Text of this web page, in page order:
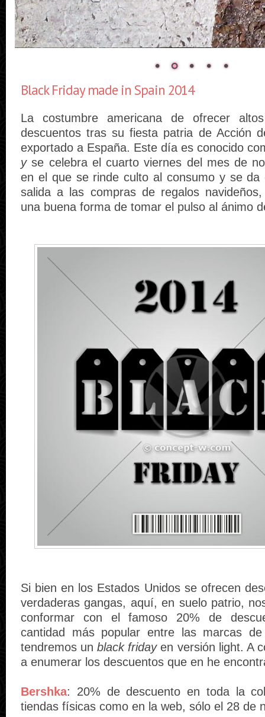
Black Friday made in Spain 2014
La costumbre americana de ofrecer
descuentos tras su fiesta patria de Acción
exportado a España. Este día es conocido
yse celebra el cuarto viernes del mes de
en el que se rinde culto al consumo y se da
salida a las compras de regalos
una buena forma de tomar el pulso al ánimo
Si bien en los Estados Unidos se ofrecen
verdaderas gangas, aquí, en suelo patrio,
conformar con el famoso 20% de
cantidad más popular entre las marcas
tendremos unblack fridayen versión light. A
a enumerar los descuentos que en he
Bershka: 20% de descuento en toda la
tiendas físicas como en la web, sólo el 28 de